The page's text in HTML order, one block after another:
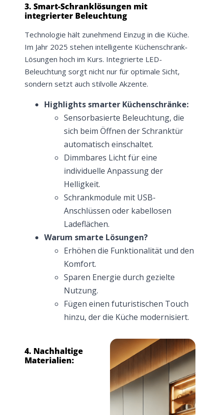
3. Smart-Schranklösungen mit
integrierter Beleuchtung
Technologie hält zunehmend Einzug in die Küche.
Im Jahr 2025 stehen intelligente Küchenschrank-
Lösungen hoch im Kurs. Integrierte LED-
Beleuchtung sorgt nicht nur für optimale Sicht,
sondern setzt auch stilvolle Akzente.
Highlights smarter Küchenschränke:
Sensorbasierte Beleuchtung, die
sich beim Öffnen der Schranktür
automatisch einschaltet.
Dimmbares Licht für eine
individuelle Anpassung der
Helligkeit.
Schrankmodule mit USB-
Anschlüssen oder kabellosen
Ladeflächen.
Warum smarte Lösungen?
Erhöhen die Funktionalität und den
Komfort.
Sparen Energie durch gezielte
Nutzung.
Fügen einen futuristischen Touch
hinzu, der die Küche modernisiert.
4. Nachhaltige
Materialien: